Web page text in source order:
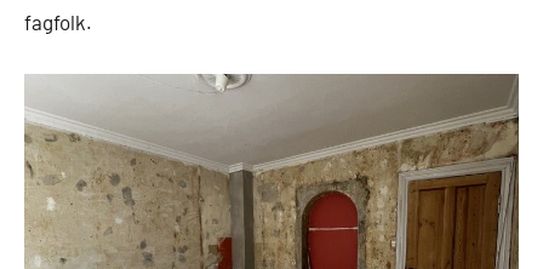
fagfolk.